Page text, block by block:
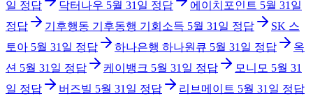
일 정답 닥터나우 5월 31일 정답 에이치포인트 5월 31일
정답
기후행동 기후동행 기회소득 5월 31일 정답
SK 스
토아 5월 31일 정답 하나은행 하나원큐 5월 31일 정답
옥
션 5월 31일 정답 케이뱅크 5월 31일 정답 모니모 5월 31
일 정답 버즈빌 5월 31일 정답 리브메이트 5월 31일 정답